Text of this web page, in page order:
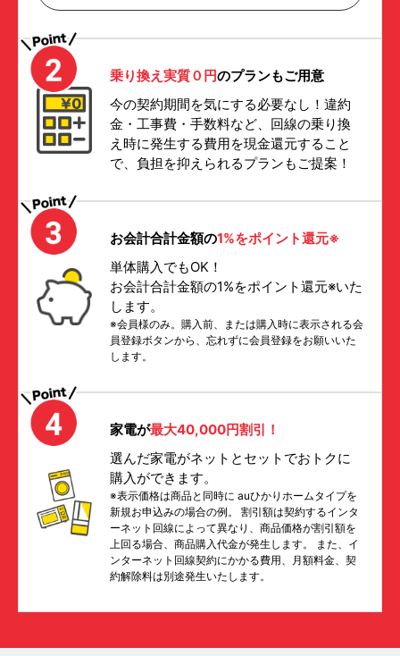
乗り換え実質０円のプランもご用意
今の契約期間を気にする必要なし！違約
金・工事費・手数料など、回線の乗り換
え時に発生する費用を現金還元すること
で、負担を抑えられるプランもご提案！
お会計合計金額の1%をポイント還元※
単体購入でもOK！
お会計合計金額の1%をポイント還元※いた
します。
※会員様のみ。購入前、または購入時に表示される会
員登録ボタンから、忘れずに会員登録をお願いいた
します。
家電が最大40,000円割引！
選んだ家電がネットとセットでおトクに
購入ができます。
※表示価格は商品と同時に auひかりホームタイプを
新規お申込みの場合の例。 割引額は契約するインタ
ーネット回線によって異なり、商品価格が割引額を
上回る場合、商品購入代金が発生します。 また、イ
ンターネット回線契約にかかる費用、月額料金、契
約解除料は別途発生いたします。